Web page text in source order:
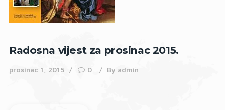
Radosna vijest za prosinac 2015.
prosinac 1, 2015 0 By admin